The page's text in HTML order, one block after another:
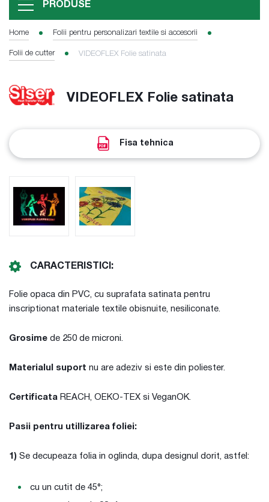
PRODUSE
Home Folii pentru personalizari textile si accesorii
Folii de cutter VIDEOFLEX Folie satinata
VIDEOFLEX Folie satinata
Fisa tehnica
CARACTERISTICI:
Folie opaca din PVC, cu suprafata satinata pentru
inscriptionat materiale textile obisnuite, nesiliconate.
Grosime de 250 de microni.
Materialul suport nu are adeziv si este din poliester.
Certificata REACH, OEKO-TEX si VeganOK.
Pasii pentru utillizarea foliei:
1) Se decupeaza folia in oglinda, dupa designul dorit, astfel:
cu un cutit de 45°;